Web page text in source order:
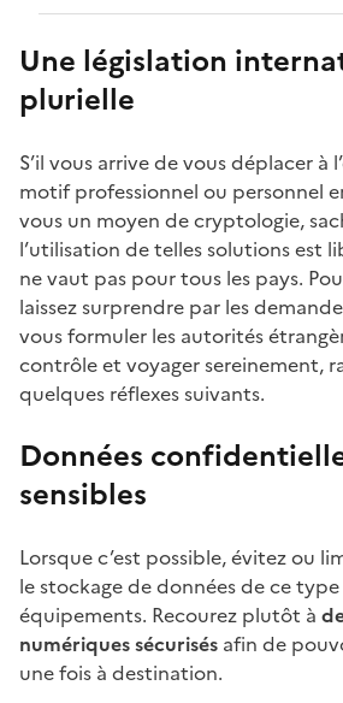
Une législation
plurielle
S’il vous arrive de vous déplacer à
motif professionnel ou personnel
vous un moyen de cryptologie,
l’utilisation de telles solutions est
ne vaut pas pour tous les pays.
laissez surprendre par les
vous formuler les autorités
contrôle et voyager sereinement,
quelques réflexes suivants.
Données
sensibles
Lorsque c’est possible, évitez ou
le stockage de données de ce type
équipements. Recourez plutôt à
numériques sécurisés afin de
une fois à destination.